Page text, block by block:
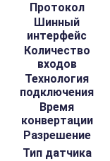
Протокол
Шинный
интерфейс
Количество
входов
Технология
подключения
Время
конвертации
Разрешение
Тип датчика